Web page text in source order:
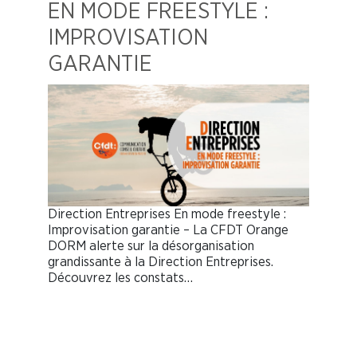
EN MODE FREESTYLE :
IMPROVISATION
GARANTIE
Direction Entreprises En mode freestyle :
Improvisation garantie – La CFDT Orange
DORM alerte sur la désorganisation
grandissante à la Direction Entreprises.
Découvrez les constats…